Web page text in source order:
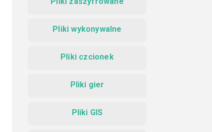
Pliki wykonywalne
Pliki czcionek
Pliki gier
Pliki GIS